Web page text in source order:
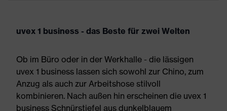
uvex 1 business - das Beste für zwei Welten
Ob im Büro oder in der Werkhalle - die lässigen
uvex 1 business lassen sich sowohl zur Chino, zum
Anzug als auch zur Arbeitshose stilvoll
kombinieren. Nach außen hin erscheinen die uvex 1
business Schnürstiefel aus dunkelblauem